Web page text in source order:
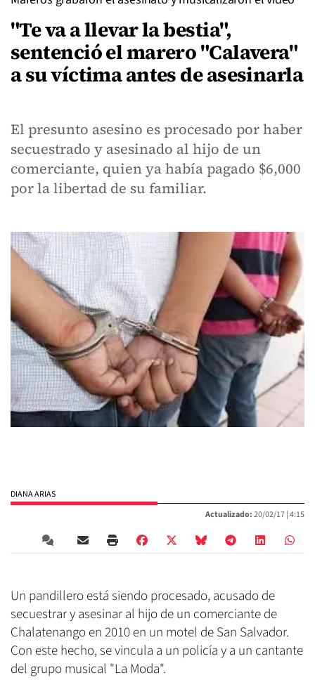
"Te va a llevar la bestia",
sentenció el marero "Calavera"
a su víctima antes de asesinarla
El presunto asesino es procesado por haber
secuestrado y asesinado al hijo de un
comerciante, quien ya había pagado $6,000
por la libertad de su familiar.
DIANA ARIAS
Actualizado:20/02/17 |4:15
Un pandillero está siendo procesado, acusado de
secuestrar y asesinar al hijo de un comerciante de
Chalatenango en 2010 en un motel de San Salvador.
Con este hecho, se vincula a un policía y a un cantante
del grupo musical "La Moda".